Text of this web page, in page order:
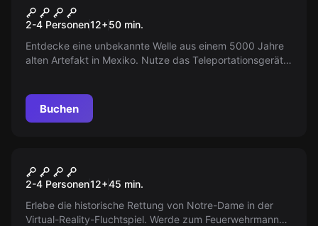
Jumpers
2-4 Personen12+50 min.
Entdecke eine unbekannte Welle aus einem 5000 Jahre
alten Artefakt in Mexiko. Nutze das Teleportationsgerät,
Interaktionen und 5 verschiedene Welten.
Buchen
Save Notre-Dame On Fire
2-4 Personen12+45 min.
Erlebe die historische Rettung von Notre-Dame in der
Virtual-Reality-Fluchtspiel. Werde zum Feuerwehrmann